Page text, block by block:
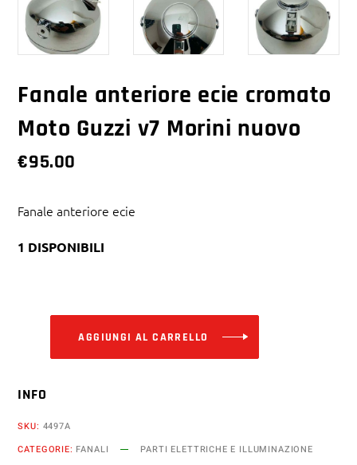
Fanale anteriore ecie cromato
Moto Guzzi v7 Morini nuovo
€95.00
Fanale anteriore ecie
1 DISPONIBILI
AGGIUNGI AL CARRELLO
INFO
SKU: 4497A
CATEGORIE: FANALI PARTI ELETTRICHE E ILLUMINAZIONE